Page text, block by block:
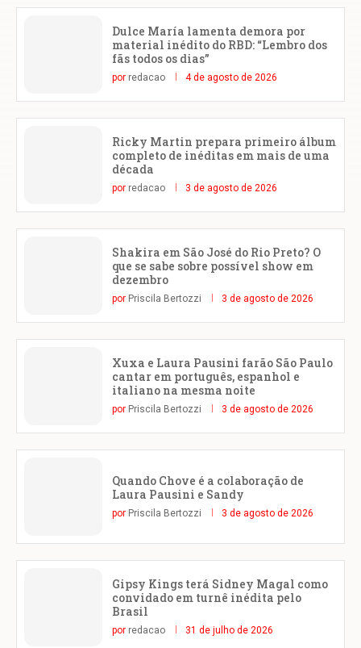
Dulce María lamenta demora por
material inédito do RBD: “Lembro dos
fãs todos os dias”
por redacao 4 de agosto de 2026
Ricky Martin prepara primeiro álbum
completo de inéditas em mais de uma
década
por redacao 3 de agosto de 2026
Shakira em São José do Rio Preto? O
que se sabe sobre possível show em
dezembro
por Priscila Bertozzi 3 de agosto de 2026
Xuxa e Laura Pausini farão São Paulo
cantar em português, espanhol e
italiano na mesma noite
por Priscila Bertozzi 3 de agosto de 2026
Quando Chove é a colaboração de
Laura Pausini e Sandy
por Priscila Bertozzi 3 de agosto de 2026
Gipsy Kings terá Sidney Magal como
convidado em turnê inédita pelo
Brasil
por redacao 31 de julho de 2026